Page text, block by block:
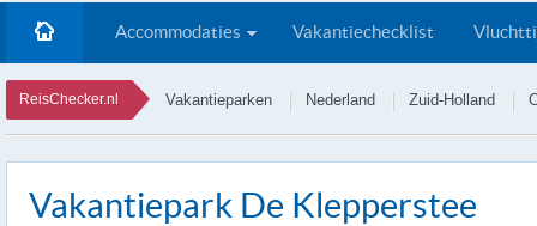
Accommodaties Vakantiechecklist
ReisChecker.nl Vakantieparken Nederland Zuid-Holland
Vakantiepark De Klepperstee